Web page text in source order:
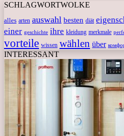
SCHLAGWORTWOLKE
alles arten auswahl besten diät
einer geschichte ihre kleidung merkmale
vorteile wissen wählen über
INTERESSANT